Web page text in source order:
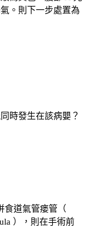
。則下一步處置為
時發生在該病嬰？
食道氣管瘘管（
），則在手術前